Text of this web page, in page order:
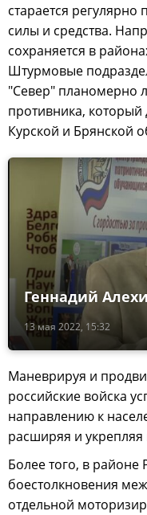
старается
силы и средства.
сохраняется в
Штурмовые
"Север" планомерно
противника,
Курской и Брянской
13 мая 2022, 15:32
Геннадий
Маневрируя и
российские войска
направлению к
расширяя и
Более того, в
боестолкновения
отдельной